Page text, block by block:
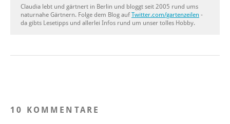
Claudia lebt und gärtnert in Berlin und bloggt seit 2005 rund ums
naturnahe Gärtnern. Folge dem Blog aufTwitter.com/gartenzeilen -
da gibts Lesetipps und allerlei Infos rund um unser tolles Hobby.
10 KOMMENTARE